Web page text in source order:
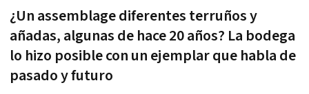
¿Un assemblage diferentes terruños y
añadas, algunas de hace 20 años? La bodega
lo hizo posible con un ejemplar que habla de
pasado y futuro